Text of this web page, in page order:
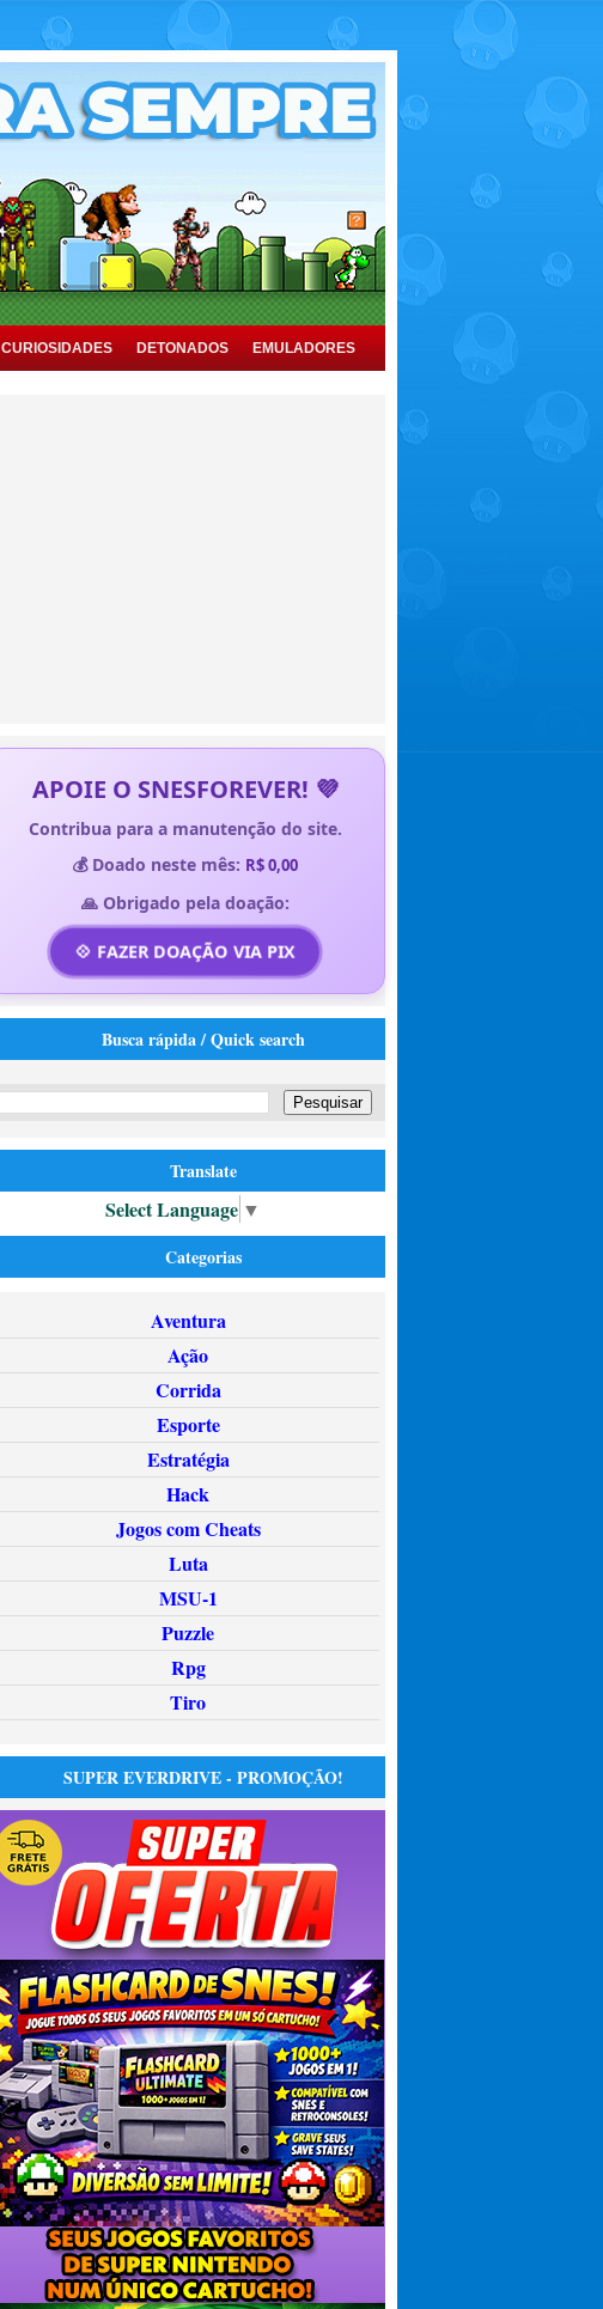
CURIOSIDADES DETONADOS EMULADORES
APOIE O SNESFOREVER! 💜
Contribua para a manutenção do site.
💰 Doado neste mês: R$ 0,00
🙏 Obrigado pela doação:
💠 FAZER DOAÇÃO VIA PIX
Busca rápida / Quick search
Translate
Select Language ▼
Categorias
Aventura
Ação
Corrida
Esporte
Estratégia
Hack
Jogos com Cheats
Luta
MSU-1
Puzzle
Rpg
Tiro
SUPER EVERDRIVE - PROMOÇÃO!